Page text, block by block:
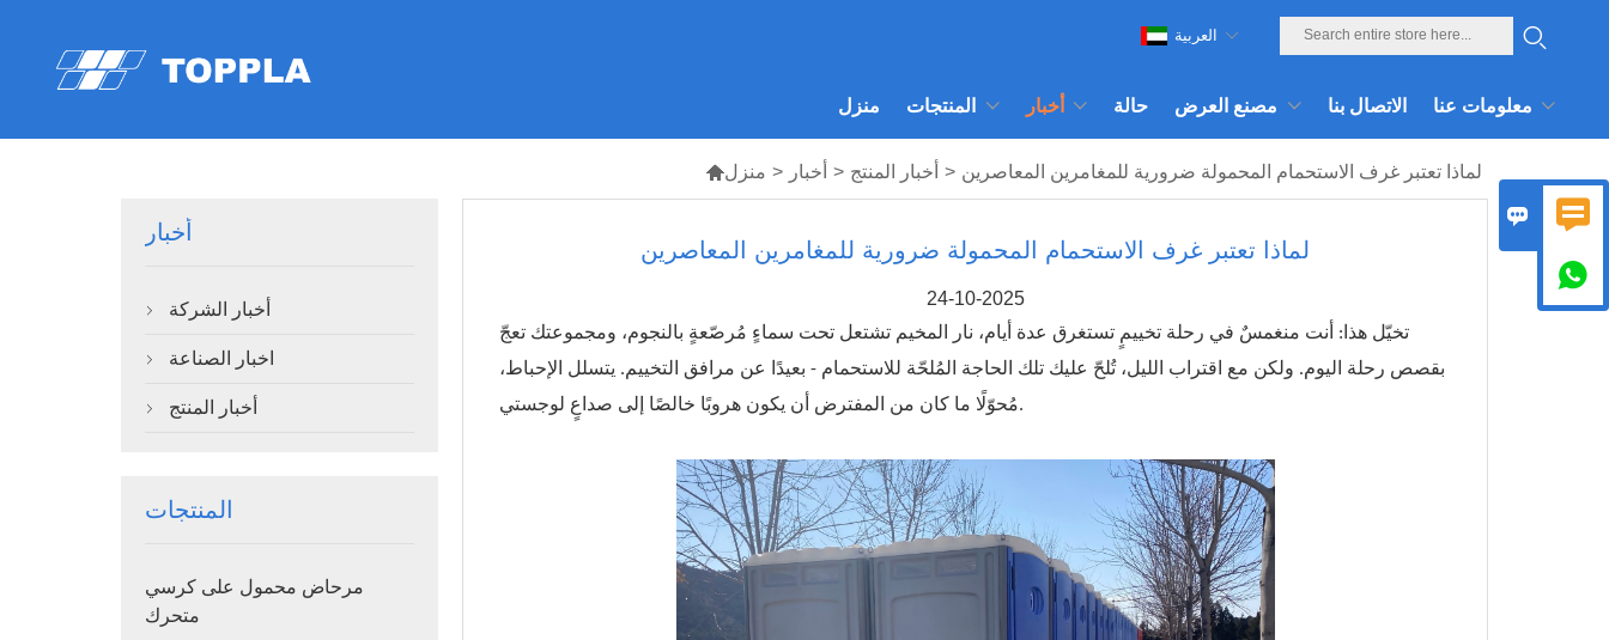
منزل المنتجات أخبار حالة مصنع العرض الاتصال بنا معلومات عنا
العربية
منزل > أخبار > أخبار المنتج > لماذا تعتبر غرف الاستحمام المحمولة ضرورية للمغامرين المعاصرين
أخبار
 أخبار الشركة
 اخبار الصناعة
 أخبار المنتج
المنتجات
مرحاض محمول على كرسي
متحرك
لماذا تعتبر غرف الاستحمام المحمولة ضرورية للمغامرين المعاصرين
24-10-2025
تخيّل هذا: أنت منغمسٌ في رحلة تخييمٍ تستغرق عدة أيام، نار المخيم تشتعل تحت سماءٍ مُرصّعةٍ بالنجوم، ومجموعتك تعجّ
بقصص رحلة اليوم. ولكن مع اقتراب الليل، تُلحّ عليك تلك الحاجة المُلحّة للاستحمام - بعيدًا عن مرافق التخييم. يتسلل الإحباط،
مُحوّلًا ما كان من المفترض أن يكون هروبًا خالصًا إلى صداعٍ لوجستي.
 
